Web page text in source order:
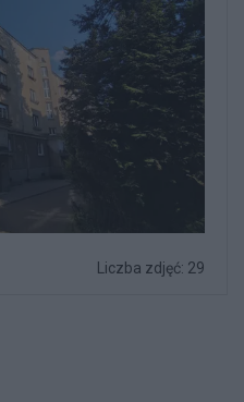
Liczba zdjęć: 29